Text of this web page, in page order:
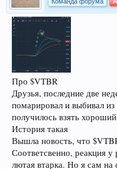
Про $VTBR
Друзья, последние две
помарировал и выбивал
получилось взять
История такая
Вышла новость, что
Соответсвенно, реакция
лютая втарка. Но я сам на